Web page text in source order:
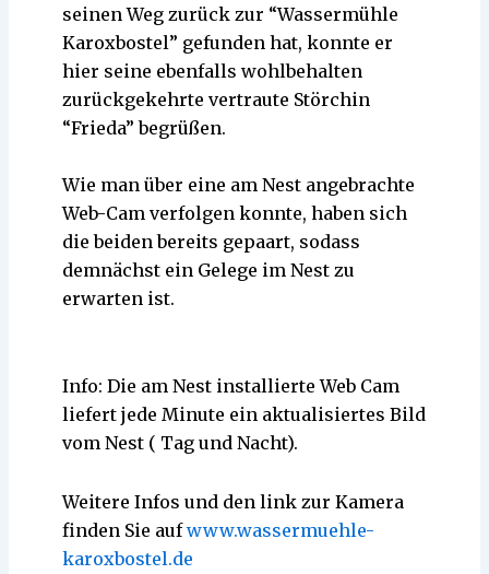
seinen Weg zurück zur “Wassermühle
Karoxbostel” gefunden hat, konnte er
hier seine ebenfalls wohlbehalten
zurückgekehrte vertraute Störchin
“Frieda” begrüßen.
Wie man über eine am Nest angebrachte
Web-Cam verfolgen konnte, haben sich
die beiden bereits gepaart, sodass
demnächst ein Gelege im Nest zu
erwarten ist.
Info: Die am Nest installierte Web Cam
liefert jede Minute ein aktualisiertes Bild
vom Nest ( Tag und Nacht).
Weitere Infos und den link zur Kamera
finden Sie aufwww.wassermuehle-
karoxbostel.de